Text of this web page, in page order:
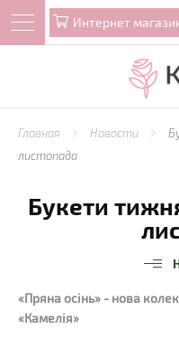
Интернет
Главная Новости
листопада
Букети
«Пряна осінь» - нова
«Камелія»